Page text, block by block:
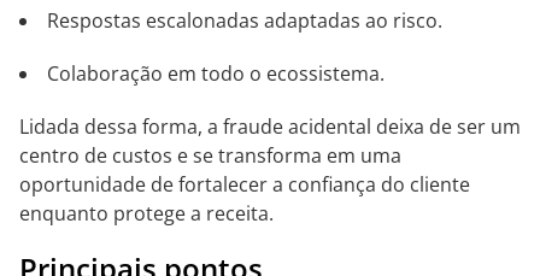
Respostas escalonadas adaptadas ao risco.
Colaboração em todo o ecossistema.
Lidada dessa forma, a fraude acidental deixa de ser um
centro de custos e se transforma em uma
oportunidade de fortalecer a confiança do cliente
enquanto protege a receita.